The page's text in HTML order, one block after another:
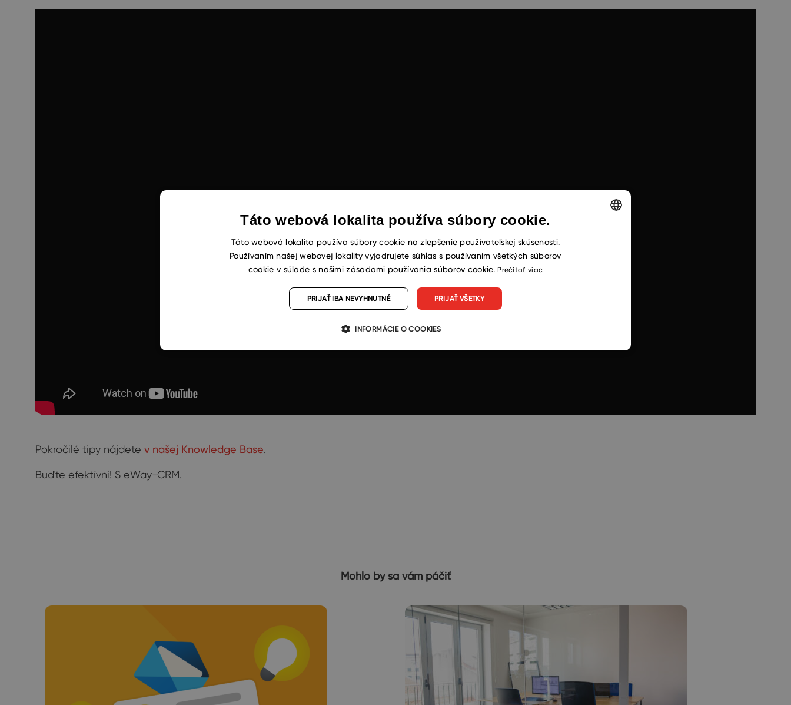
Pokročilé tipy nájdete v našej Knowledge Base.
Buďte efektívni! S eWay-CRM.
Mohlo by sa vám páčiť
Táto webová lokalita používa súbory cookie.
Táto webová lokalita používa súbory cookie na zlepšenie používateľskej skúsenosti.
Používaním našej webovej lokality vyjadrujete súhlas s používaním všetkých súborov
cookie v súlade s našimi zásadami používania súborov cookie. Prečítať viac
PRIJAŤ VŠETKY
PRIJAŤ IBA NEVYHNUTNÉ
INFORMÁCIE O COOKIES